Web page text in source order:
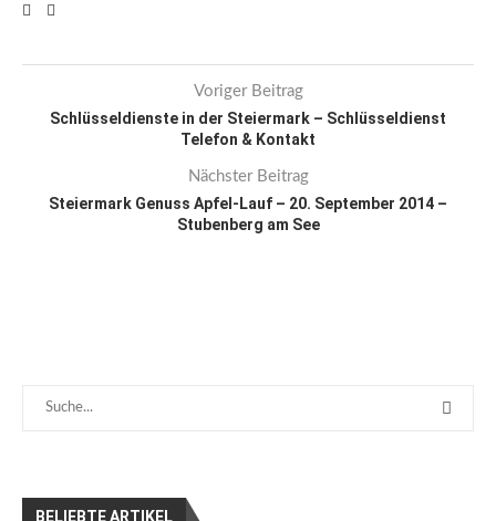
Voriger Beitrag
Schlüsseldienste in der Steiermark – Schlüsseldienst
Telefon & Kontakt
Nächster Beitrag
Steiermark Genuss Apfel-Lauf – 20. September 2014 –
Stubenberg am See
BELIEBTE ARTIKEL